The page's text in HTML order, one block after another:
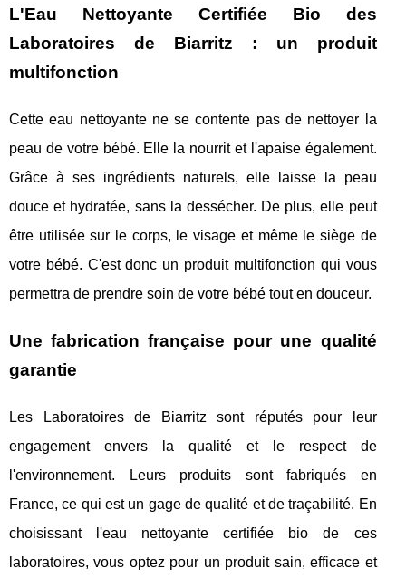
L'Eau Nettoyante Certifiée Bio des
Laboratoires de Biarritz : un produit
multifonction
Cette eau nettoyante ne se contente pas de nettoyer la
peau de votre bébé. Elle la nourrit et l'apaise également.
Grâce à ses ingrédients naturels, elle laisse la peau
douce et hydratée, sans la dessécher. De plus, elle peut
être utilisée sur le corps, le visage et même le siège de
votre bébé. C'est donc un produit multifonction qui vous
permettra de prendre soin de votre bébé tout en douceur.
Une fabrication française pour une qualité
garantie
Les Laboratoires de Biarritz sont réputés pour leur
engagement envers la qualité et le respect de
l'environnement. Leurs produits sont fabriqués en
France, ce qui est un gage de qualité et de traçabilité. En
choisissant l'eau nettoyante certifiée bio de ces
laboratoires, vous optez pour un produit sain, efficace et